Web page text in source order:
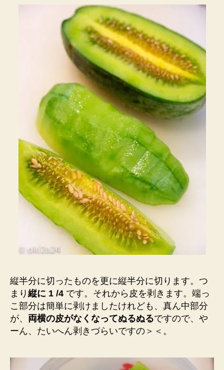
縦半分に切ったものを更に縦半分に切ります。つ
まり 縦に 1 /4 です。それから皮を剥 きます。端っ
こ部分は簡単に剥けましたけれども、真ん中部分
が、 両横の皮がなくなってぬるぬるですので、や
ーん、たいへん剥きづらいですの＞＜。